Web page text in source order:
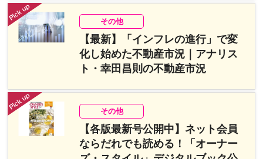
その他
【最新】「インフレの進行」で変
化し始めた不動産市況｜アナリス
ト・幸田昌則の不動産市況
その他
【各版最新号公開中】ネット会員
ならだれでも読める！「オーナー